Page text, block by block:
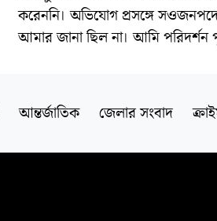
করেননি। অভিযোগ প্রসঙ্গে
আমার জানা ছিল না। আমি পরিদর্শন
আন্তর্জাতিক জেলার সংবাদ